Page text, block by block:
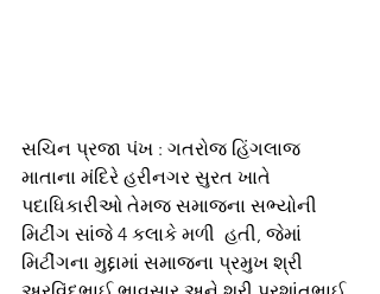
સચિન પ્રજા પંખ : ગતરોજ હિંગલાજ
માતાના મંદિરે હરીનગર સુરત ખાતે
પદાધિકારીઓ તેમજ સમાજના સભ્યોની
મિટીંગ સાંજે 4 કલાકે મળી  હતી, જેમાં
મિટીંગના મુદ્દામાં સમાજના પ્રમુખ શ્રી